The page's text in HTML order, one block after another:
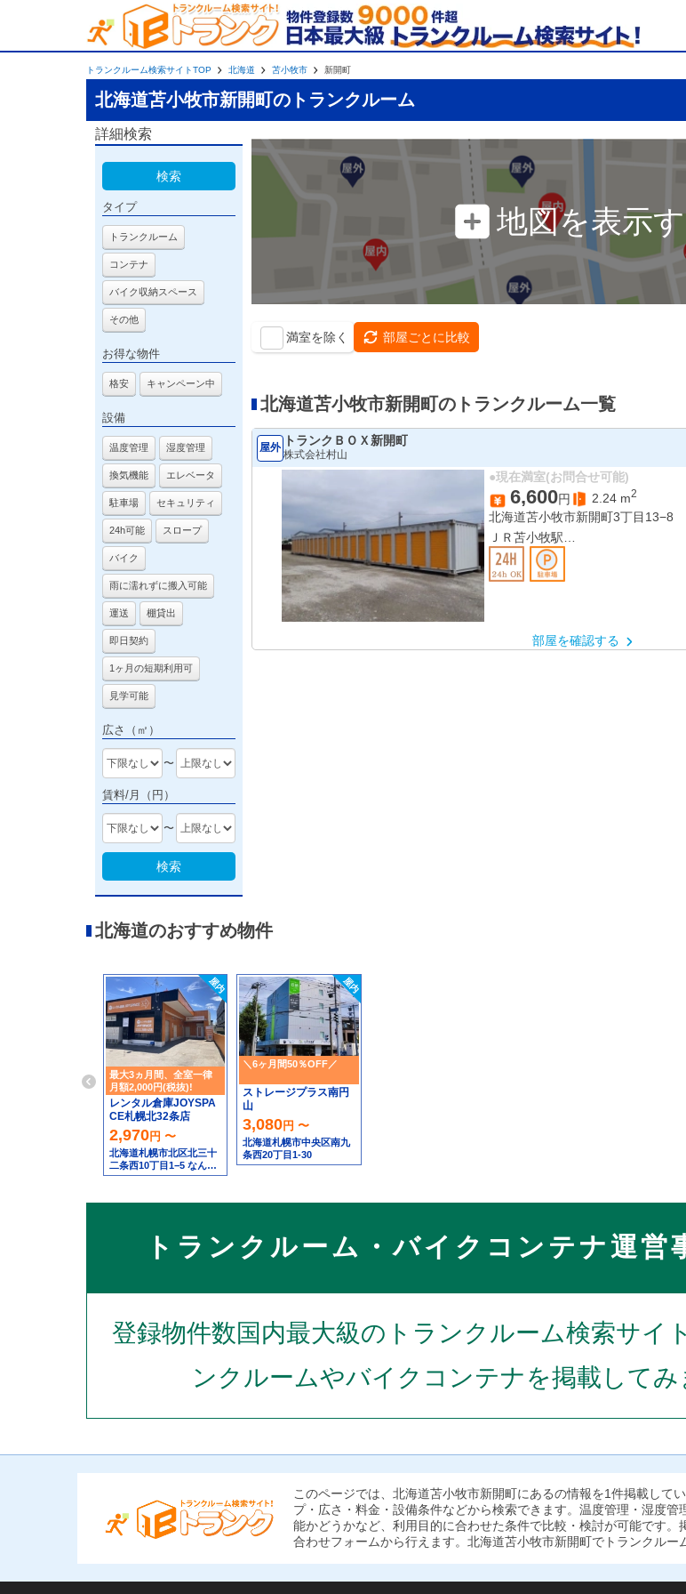
トランクルーム検索サイトTOP 北海道 苫小牧市 新開町
北海道苫小牧市新開町のトランクルーム
詳細検索
検索
タイプ
トランクルーム
コンテナ
バイク収納スペース
その他
お得な物件
格安 キャンペーン中
設備
温度管理 湿度管理
換気機能 エレベータ
駐車場 セキュリティ
24h可能 スロープ
バイク
雨に濡れずに搬入可能
運送 棚貸出
即日契約
1ヶ月の短期利用可
見学可能
広さ（㎡）
〜
賃料/月（円）
〜
検索
地図を表示
満室を除く 部屋ごとに比較
北海道苫小牧市新開町のトランクルーム一覧
屋外 トランクＢＯＸ新開町
株式会社村山
●現在満室(お問合せ可能)
6,600円 2.24 m2
北海道苫小牧市新開町3丁目13−8
ＪＲ苫小牧駅
ＪＲ沼ノ端駅
部屋を確認する
北海道のおすすめ物件
最大3ヵ月間、全室一律
月額2,000円(税抜)!
レンタル倉庫JOYSPA
CE札幌北32条店
2,970円 〜
北海道札幌市北区北三十
二条西10丁目1−5 なんで
もリサイクルビッグバン
32条店隣
＼6ヶ月間50％OFF／
ストレージプラス南円
山
3,080円 〜
北海道札幌市中央区南九
条西20丁目1-30
トランクルーム・バイクコンテナ運
登録物件数国内最大級のトランクルーム検索サイ
ンクルームやバイクコンテナを掲載してみ
このページでは、北海道苫小牧市新開町にあるの情報を1件掲載して
プ・広さ・料金・設備条件などから検索できます。温度管理・湿度
能かどうかなど、利用目的に合わせた条件で比較・検討が可能です
合わせフォームから行えます。北海道苫小牧市新開町でトランクル